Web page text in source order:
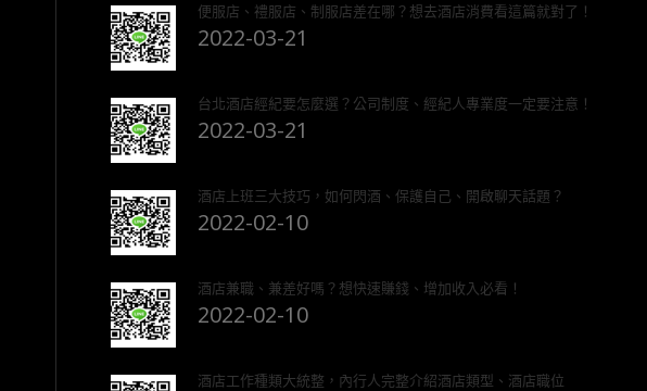
便服店、禮服店、制服店差在哪？想去酒店消費看這篇就對了！
2022-03-21
台北酒店經紀要怎麼選？公司制度、經紀人專業度一定要注意！
2022-03-21
酒店上班三大技巧，如何閃酒、保護自己、開啟聊天話題？
2022-02-10
酒店兼職、兼差好嗎？想快速賺錢、增加收入必看！
2022-02-10
酒店工作種類大統整，內行人完整介紹酒店類型、酒店職位